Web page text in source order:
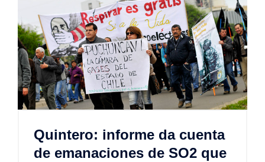
Quintero: informe da cuenta
de emanaciones de SO2 que